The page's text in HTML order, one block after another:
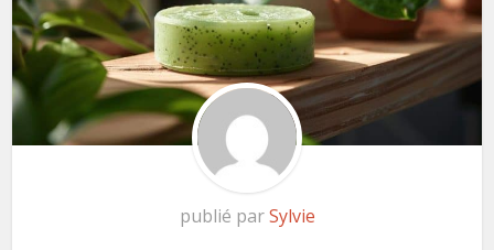
publié parSylvie